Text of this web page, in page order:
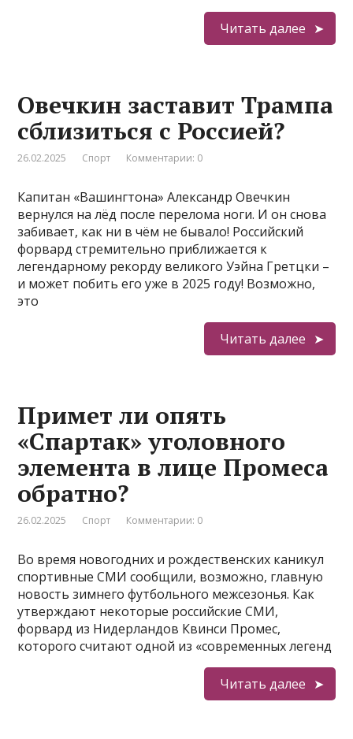
Читать далее
Овечкин заставит Трампа
сблизиться с Россией?
26.02.2025 Спорт Комментарии: 0
Капитан «Вашингтона» Александр Овечкин
вернулся на лёд после перелома ноги. И он снова
забивает, как ни в чём не бывало! Российский
форвард стремительно приближается к
легендарному рекорду великого Уэйна Гретцки –
и может побить его уже в 2025 году! Возможно,
это
Читать далее
Примет ли опять
«Спартак» уголовного
элемента в лице Промеса
обратно?
26.02.2025 Спорт Комментарии: 0
Во время новогодних и рождественских каникул
спортивные СМИ сообщили, возможно, главную
новость зимнего футбольного межсезонья. Как
утверждают некоторые российские СМИ,
форвард из Нидерландов Квинси Промес,
которого считают одной из «современных легенд
Читать далее